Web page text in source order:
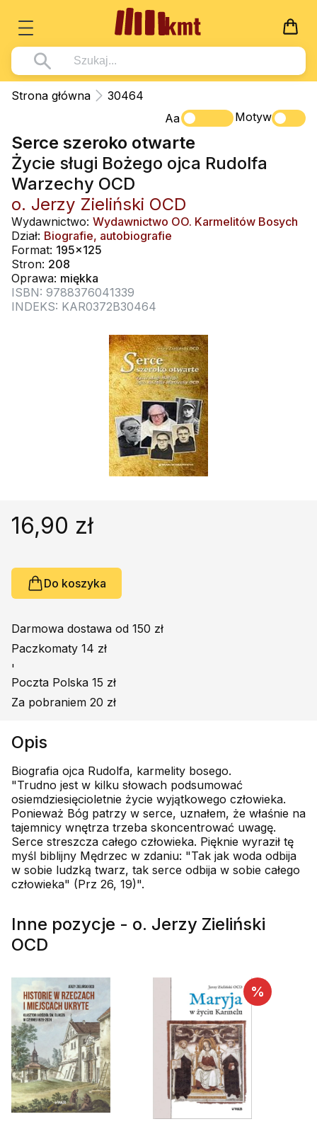
Książki
Wszystko z kategorii - Książki
Pismo Święte
Kościół Katolicki
Duszpasterstwo
Teologia
Życie chrześcijańskie
Duchowość
Literatura piękna
Książki obcojęzyczne
Poradniki, leksykony...
Podręczniki szkolne
Wszystko z kategorii - Multimedia
DVD
CD-ROM
Muzyka
Rekolekcje i inne na CD
Śpiew i modlitwa
Muzyka klasyczna
Dla Dzieci
Wszystko z kategorii - Dla Dzieci
Literatura (D)
Płyty, DVD (D)
Podręczniki i pomoce dydaktyczne
Podręczniki
Wszystko z kategorii - Podręczniki
Podręczniki i pomoce dydaktyczne
Zabawa i Nauka
Nowości
Zaloguj się
Strona główna
30464
Aa
Motyw
Serce szeroko otwarte
Życie sługi Bożego ojca Rudolfa
Warzechy OCD
o. Jerzy Zieliński OCD
Wydawnictwo: Wydawnictwo OO. Karmelitów Bosych
Dział: Biografie, autobiografie
Format: 195x125
Stron: 208
Oprawa: miękka
ISBN: 9788376041339
INDEKS: KAR0372B30464
16,90 zł
Do koszyka
Darmowa dostawa od 150 zł
Paczkomaty 14 zł
'
Poczta Polska 15 zł
Za pobraniem 20 zł
Opis
Biografia ojca Rudolfa, karmelity bosego.
"Trudno jest w kilku słowach podsumować
osiemdziesięcioletnie życie wyjątkowego człowieka.
Ponieważ Bóg patrzy w serce, uznałem, że właśnie na
tajemnicy wnętrza trzeba skoncentrować uwagę.
Serce streszcza całego człowieka. Pięknie wyraził tę
myśl biblijny Mędrzec w zdaniu: "Tak jak woda odbija
w sobie ludzką twarz, tak serce odbija w sobie całego
człowieka" (Prz 26, 19)".
Inne pozycje - o. Jerzy Zieliński
OCD
%